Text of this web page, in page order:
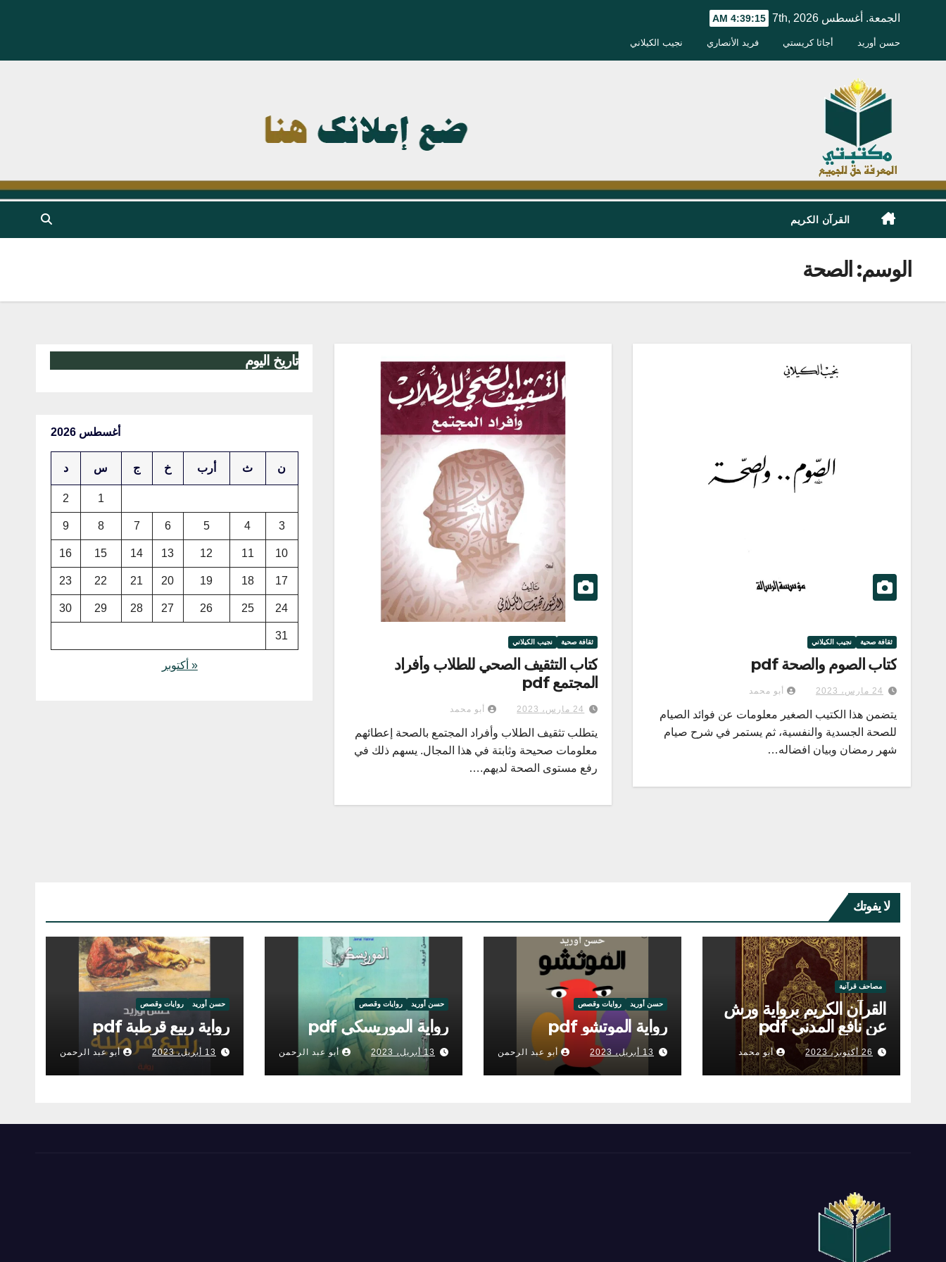
الجمعة. أغسطس 7th, 2026 4:39:15 AM
حسن أوريد أجاثا كريستي فريد الأنصاري نجيب الكيلاني
القرآن الكريم
الوسم: الصحة
ثقافة صحية نجيب الكيلاني
كتاب الصوم والصحة pdf
24 مارس، 2023 أبو محمد
يتضمن هذا الكتيب الصغير معلومات عن فوائد الصيام
للصحة الجسدية والنفسية، ثم يستمر في شرح صيام
شهر رمضان وبيان افضاله…
ثقافة صحية نجيب الكيلاني
كتاب التثقيف الصحي للطلاب وأفراد
المجتمع pdf
24 مارس، 2023 أبو محمد
يتطلب تثقيف الطلاب وأفراد المجتمع بالصحة إعطائهم
معلومات صحيحة وثابتة في هذا المجال. يسهم ذلك في
رفع مستوى الصحة لديهم.…
تاريخ اليوم
أغسطس 2026
ن ث أرب خ ج س د
1
2
3
4
5
6
7
8
9
10
11
12
13
14
15
16
17
18
19
20
21
22
23
24
25
26
27
28
29
30
31
« أكتوبر
لا يفوتك
مصاحف قرآنية
القرآن الكريم برواية ورش
عن نافع المدني pdf
26 أكتوبر، 2023 أبو محمد
حسن أوريد روايات وقصص
رواية الموتشو pdf
13 أبريل، 2023 أبو عبد الرحمن
حسن أوريد روايات وقصص
رواية الموريسكي pdf
13 أبريل، 2023 أبو عبد الرحمن
حسن أوريد روايات وقصص
رواية ربيع قرطبة pdf
13 أبريل، 2023 أبو عبد الرحمن